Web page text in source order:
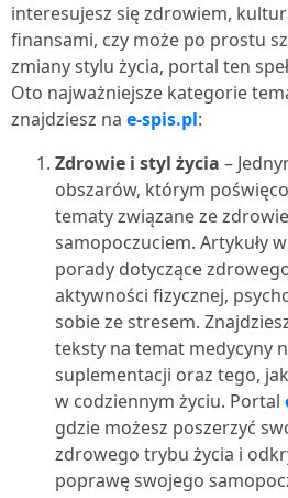
interesujesz się zdrowiem,
finansami, czy może po prostu
zmiany stylu życia, portal ten
Oto najważniejsze kategorie
znajdziesz na e-spis.pl:
Zdrowie i styl życia –
obszarów, którym
tematy związane ze
samopoczuciem. Artykuły
porady dotyczące
aktywności fizycznej,
sobie ze stresem.
teksty na temat medycyny
suplementacji oraz tego,
w codziennym życiu. Portal
gdzie możesz poszerzyć
zdrowego trybu życia i
poprawę swojego